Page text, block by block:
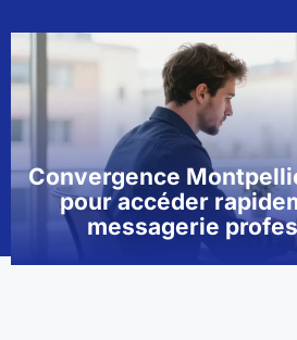
Convergence
pour accéder
messagerie